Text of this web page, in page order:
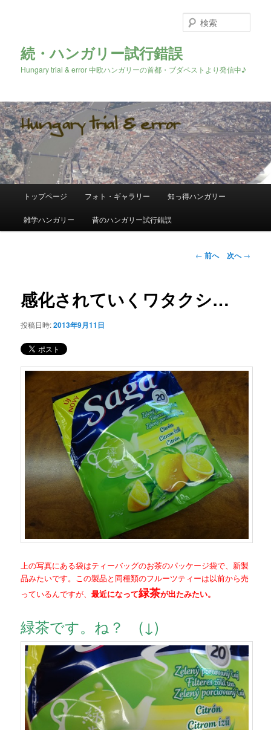
続・ハンガリー試行錯誤
Hungary trial & error 中欧ハンガリーの首都・ブダペストより発信中♪
索
メ
メ
イ
ン
テ
ン
ツ
動
トップページ フォト・ギャラリー 知っ得ハンガリー
雑学ハンガリー 昔のハンガリー試行錯誤
投
ビ
ゲ
← 前へ 次へ→
感化されていくワタクシ…
投稿日時:2013年9月11日
上の写真にある袋はティーバッグのお茶のパッケージ袋で、新製
品みたいです。この製品と同種類のフルーツティーは以前から売
っているんですが、最近になって緑茶が出たみたい。
緑茶です。ね？ (↓)